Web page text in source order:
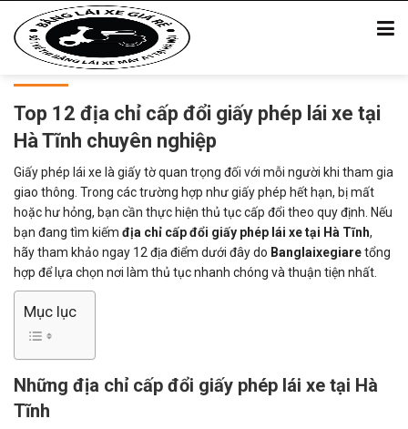
Top 12 địa chỉ cấp đổi giấy phép lái xe tại
Hà Tĩnh chuyên nghiệp
Giấy phép lái xe là giấy tờ quan trọng đối với mỗi người khi tham gia
giao thông. Trong các trường hợp như giấy phép hết hạn, bị mất
hoặc hư hỏng, bạn cần thực hiện thủ tục cấp đổi theo quy định. Nếu
bạn đang tìm kiếm địa chỉ cấp đổi giấy phép lái xe tại Hà Tĩnh,
hãy tham khảo ngay 12 địa điểm dưới đây do Banglaixegiaretổng
hợp để lựa chọn nơi làm thủ tục nhanh chóng và thuận tiện nhất.
Mục lục
Những địa chỉ cấp đổi giấy phép lái xe tại Hà
Tĩnh